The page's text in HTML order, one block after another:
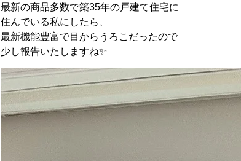
最新の商品多数で築35年の戸建て住宅に
住んでいる私にしたら、
最新機能豊富で目からうろこだったので
少し報告いたしますね✨